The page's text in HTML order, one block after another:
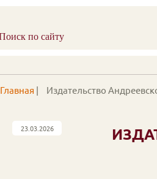
Главная | Издательство
23.03.2026